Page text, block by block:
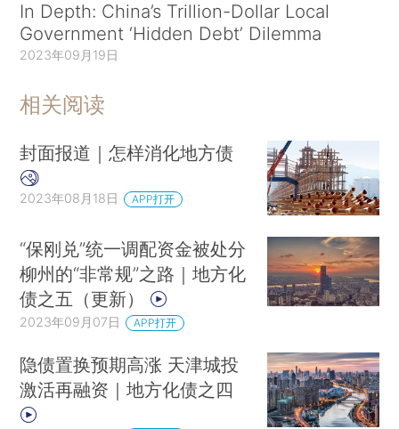
In Depth: China’s Trillion-Dollar Local
Government ‘Hidden Debt’ Dilemma
2023年09月19日
相关阅读
封面报道｜怎样消化地方债
2023年08月18日 APP打开
“保刚兑”统一调配资金被处分
柳州的“非常规”之路｜地方化
债之五（更新）
2023年09月07日 APP打开
隐债置换预期高涨 天津城投
激活再融资｜地方化债之四